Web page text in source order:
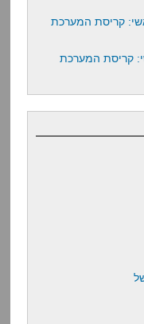
קריסת המערכת
קריסת המערכת